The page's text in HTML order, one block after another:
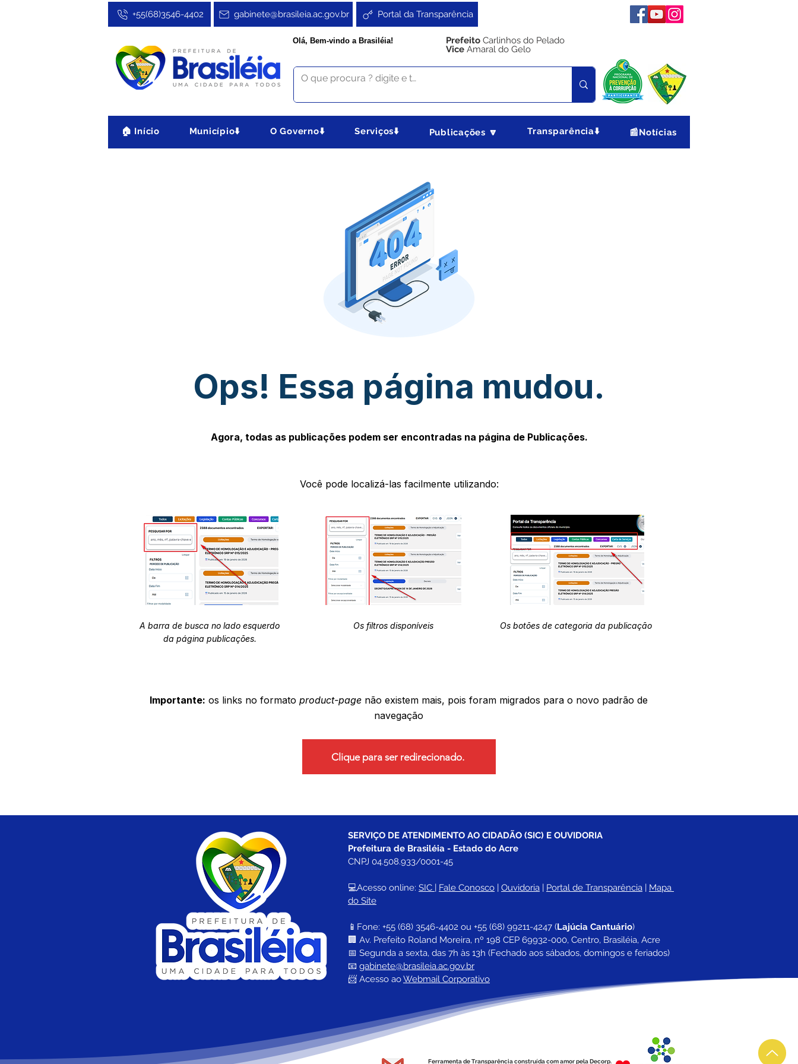
Portal da Transparência
gabinete@brasileia.ac.gov.br
+55(68)3546-4402
Olá, Bem-vindo a Brasiléia! Prefeito Carlinhos do Pelado
Vice Amaral do Gelo
🏠 Início Município⬇️ O Governo⬇️ Serviços⬇️ Publicações 🔽 Transparência⬇️ 📰Notícias
Ops! Essa página mudou.
Agora, todas as publicações podem ser encontradas na página de Publicações.
Você pode localizá-las facilmente utilizando:
A barra de busca no lado esquerdo
da página publicações.
Os filtros disponíveis Os botões de categoria da publicação
Importante: os links no formato product-page não existem mais, pois foram migrados para o novo padrão de
navegação
Clique para ser redirecionado.
SERVIÇO DE ATENDIMENTO AO CIDADÃO (SIC) E OUVIDORIA
Prefeitura de Brasiléia - Estado do Acre
CNPJ 04.508.933/0001-45
💻Acesso online: SIC | Fale Conosco | Ouvidoria | Portal de Transparência | Mapa
do Site
📱Fone: +55 (68) 3546-4402 ou +55 (68) 99211-4247 (Lajúcia Cantuário)
🏢 Av. Prefeito Roland Moreira, nº 198 CEP 69932-000, Centro, Brasiléia, Acre
📅 Segunda a sexta, das 7h às 13h (Fechado aos sábados, domingos e feriados)
📧 gabinete@brasileia.ac.gov.br
📨 Acesso ao Webmail Corporativo
Ferramenta de Transparência construída com amor pela Decorp.